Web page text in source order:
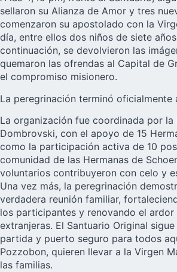
sellaron su Alianza de Amor y tres
comenzaron su apostolado con la
día, entre ellos dos niños de siete
continuación, se devolvieron las
quemaron las ofrendas al Capital de
el compromiso misionero.
La peregrinación terminó oficialmente
La organización fue coordinada por la
Dombrovski, con el apoyo de 15
como la participación activa de 10
comunidad de las Hermanas de
voluntarios contribuyeron con celo y
Una vez más, la peregrinación
verdadera reunión familiar,
los participantes y renovando el
extranjeras. El Santuario Original
partida y puerto seguro para todos
Pozzobon, quieren llevar a la Virgen
las familias.